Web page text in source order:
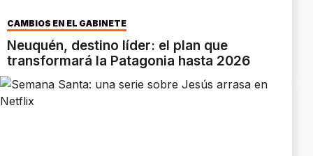
CAMBIOS EN EL GABINETE
Neuquén, destino líder: el plan que
transformará la Patagonia hasta 2026